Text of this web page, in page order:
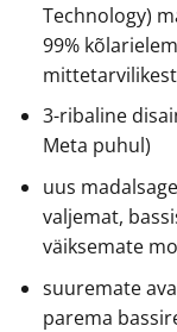
Technology)
99%
3-ribaline
Meta puhul)
uus
valjemat,
väiksemate
suuremate
parema